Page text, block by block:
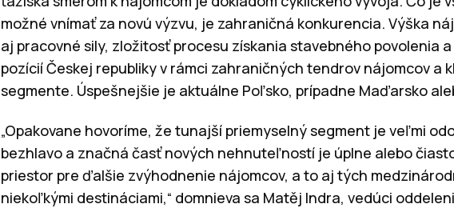
možné vnímať za novú výzvu, je zahraničná konkurencia. Výška
aj pracovné sily, zložitosť procesu získania stavebného povolenia
pozícií Českej republiky v rámci zahraničných tendrov nájomcov a
segmente. Úspešnejšie je aktuálne Poľsko, prípadne Maďarsko
„Opakovane hovoríme, že tunajší priemyselný segment je veľmi
bezhlavo a značná časť nových nehnuteľností je úplne alebo
priestor pre ďalšie zvýhodnenie nájomcov, a to aj tých
niekoľkými destináciami,“ domnieva sa Matěj Indra, vedúci